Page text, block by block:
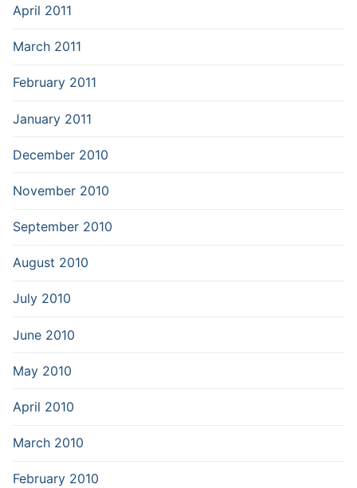
April 2011
March 2011
February 2011
January 2011
December 2010
November 2010
September 2010
August 2010
July 2010
June 2010
May 2010
April 2010
March 2010
February 2010